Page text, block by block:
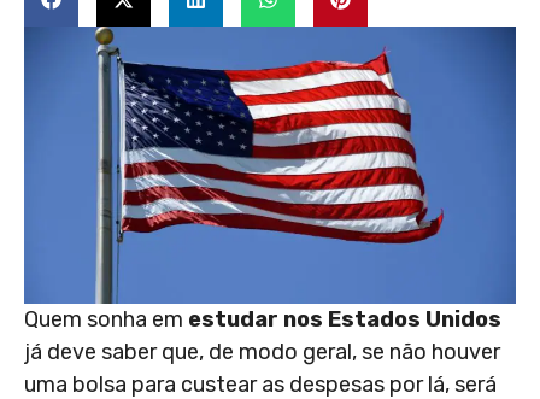
Quem sonha em estudar nos Estados Unidos
já deve saber que, de modo geral, se não houver
uma bolsa para custear as despesas por lá, será